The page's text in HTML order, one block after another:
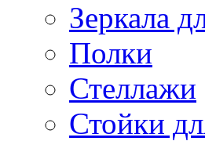
Зеркала
Полки
Стеллажи
Стойки